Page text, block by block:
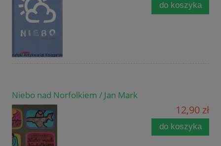
do koszyka
Niebo nad Norfolkiem / Jan Mark
12,90 zł
do koszyka